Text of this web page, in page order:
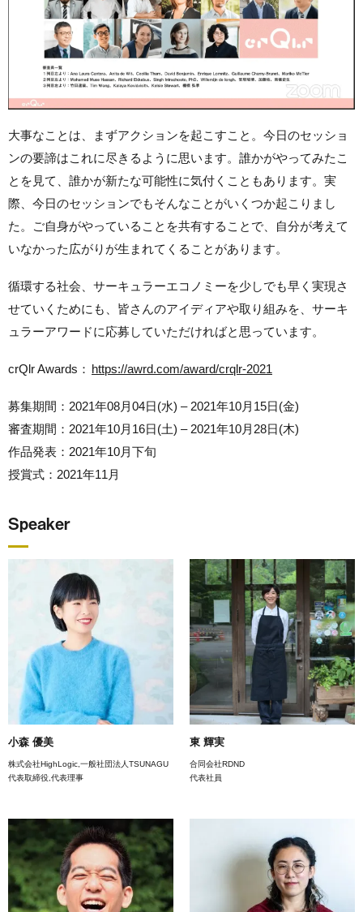
大事なことは、まずアクションを起こすこと。今日のセッショ
ンの要諦はこれに尽きるように思います。誰かがやってみたこ
とを見て、誰かが新たな可能性に気付くこともあります。実
際、今日のセッションでもそんなことがいくつか起こりまし
た。ご自身がやっていることを共有することで、自分が考えて
いなかった広がりが生まれてくることがあります。
循環する社会、サーキュラーエコノミーを少しでも早く実現さ
せていくためにも、皆さんのアイディアや取り組みを、サーキ
ュラーアワードに応募していただければと思っています。
crQlr Awards： https://awrd.com/award/crqlr-2021
募集期間：2021年08月04日(水) – 2021年10月15日(金)
審査期間：2021年10月16日(土) – 2021年10月28日(木)
作品発表：2021年10月下旬
授賞式：2021年11月
Speaker
小森 優美
株式会社HighLogic,一般社団法人TSUNAGU
代表取締役,代表理事
東 輝実
合同会社RDND
代表社員